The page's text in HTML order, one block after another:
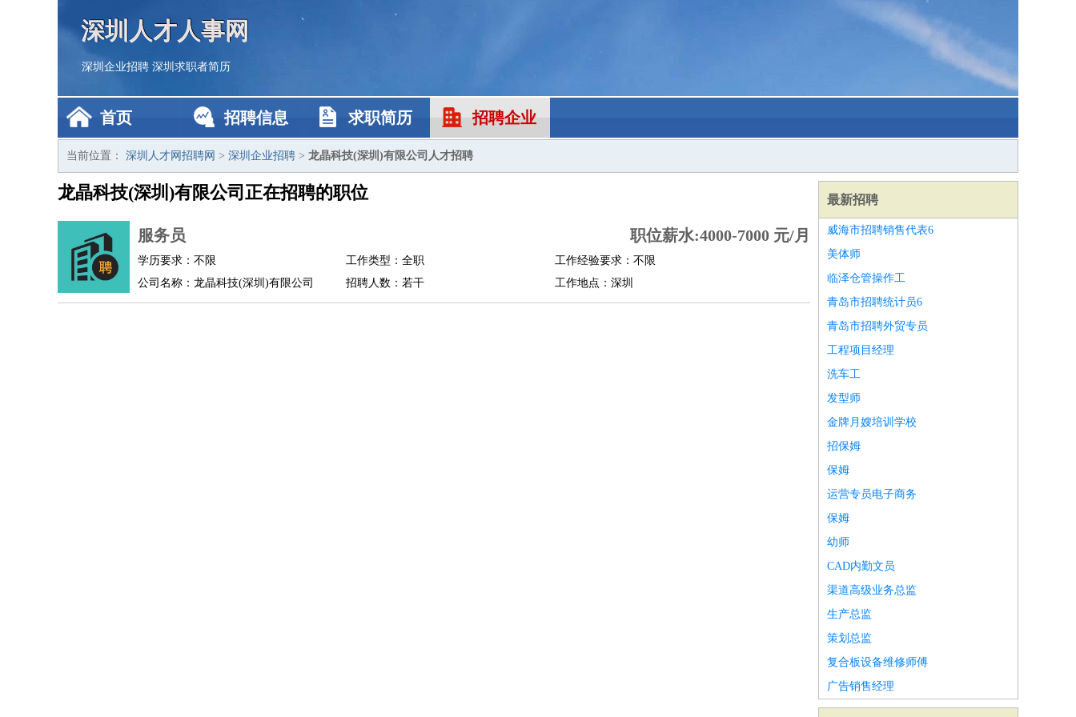
深圳人才人事网
深圳企业招聘 深圳求职者简历
首页 招聘信息 求职简历 招聘企业
当前位置： 深圳人才网招聘网 > 深圳企业招聘 > 龙晶科技(深圳)有限公司人才招聘
龙晶科技(深圳)有限公司正在招聘的职位
服务员 职位薪水:4000-7000 元/月
学历要求：不限 工作类型：全职
工作经验要求：不限
公司名称：龙晶科技(深圳)有限公司
招聘人数：若干 工作地点：深圳
最新招聘
威海市招聘销售代表6
美体师
临泽仓管操作工
青岛市招聘统计员6
青岛市招聘外贸专员
工程项目经理
洗车工
发型师
金牌月嫂培训学校
招保姆
保姆
运营专员电子商务
保姆
幼师
CAD内勤文员
渠道高级业务总监
生产总监
策划总监
复合板设备维修师傅
广告销售经理